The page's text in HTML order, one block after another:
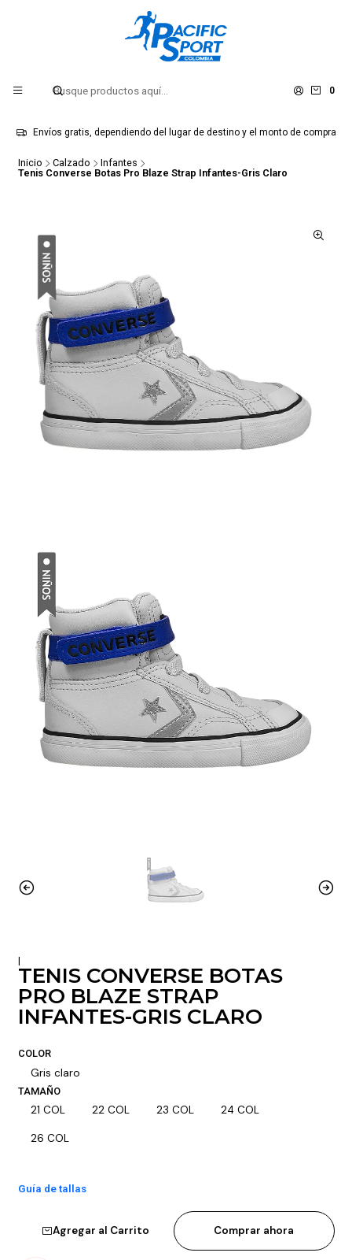
0
Envíos gratis, dependiendo del lugar de destino y el monto de compra
Inicio Calzado
Infantes
Tenis Converse Botas Pro Blaze Strap Infantes-Gris Claro
|
TENIS CONVERSE BOTAS
PRO BLAZE STRAP
INFANTES-GRIS CLARO
COLOR
Gris claro
TAMAÑO
21 COL 22 COL 23 COL 24 COL
26 COL
Guía de tallas
Agregar al Carrito Comprar ahora